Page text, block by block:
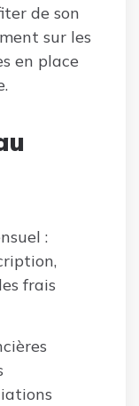
de son
sur les
en place
:
frais